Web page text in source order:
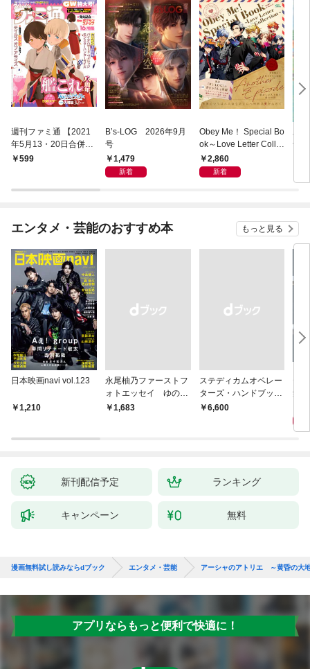
週刊ファミ通 【2021
年5月13・20日合併
号】599
B’s-LOG 2026年9月
号
1,479
新着
Obey Me！ Special Bo
ok～Love Letter Colle
ction～
2,860
新着
あ
ザ
デ
エンタメ・芸能のおすすめ本 もっと見る
日本映画navi vol.123
1,210
永尾柚乃ファーストフ
ォトエッセイ ゆのも
のがたり
￥1,683
ステディカムオペレー
ターズ・ハンドブック
日本語版 電子版 第２
￥6,600
集
ウ
【
新刊配信予定 ランキング
キャンペーン 無料
漫画無料試し読みならdブック エンタメ・芸能 アーシャのアトリエ ～黄昏の大
アプリならもっと便利で快適に！